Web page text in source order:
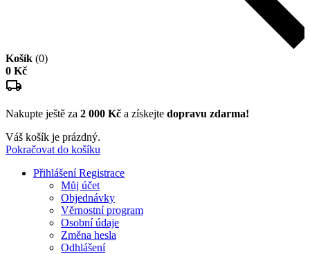
Košík (0)
0 Kč
Nakupte ještě za 2 000 Kč a získejte dopravu zdarma!
Váš košík je prázdný.
Pokračovat do košíku
PřihlášeníRegistrace
Můj účet
Objednávky
Věrnostní program
Osobní údaje
Změna hesla
Odhlášení